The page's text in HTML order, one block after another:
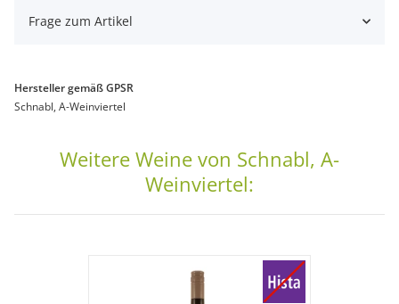
Frage zum Artikel
Hersteller gemäß GPSR
Schnabl, A-Weinviertel
Weitere Weine von Schnabl, A-
Weinviertel: